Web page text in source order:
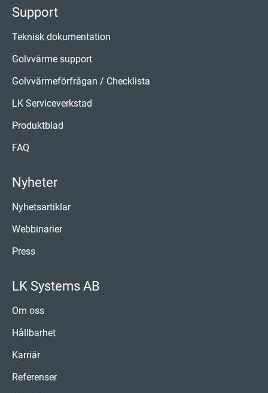
Support
Teknisk dokumentation
Golvvärme support
Golvvärmeförfrågan / Checklista
LK Serviceverkstad
Produktblad
FAQ
Nyheter
Nyhetsartiklar
Webbinarier
Press
LK Systems AB
Om oss
Hållbarhet
Karriär
Referenser